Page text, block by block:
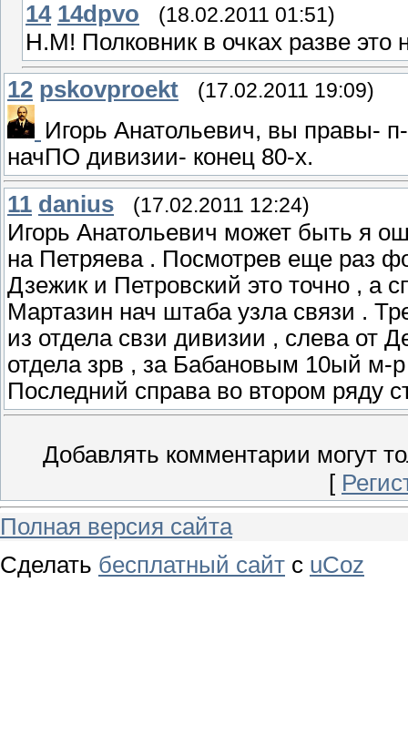
14 14dpvo (18.02.2011 01:51)
Н.М! Полковник в очках разве это
12 pskovproekt (17.02.2011 19:09)
Игорь Анатольевич, вы правы-
начПО дивизии- конец 80-х.
11 danius (17.02.2011 12:24)
Игорь Анатольевич может быть я
на Петряева . Посмотрев еще раз
Дзежик и Петровский это точно , а
Мартазин нач штаба узла связи .
из отдела свзи дивизии , слева от
отдела зрв , за Бабановым 10ый м-
Последний справа во втором ряду
Добавлять комментарии могут
[
Полная версия сайта
Сделать бесплатный сайт с uCoz